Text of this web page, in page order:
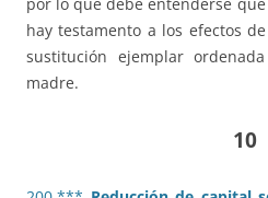
hay testamento a los efectos
sustitución ejemplar
madre.
10